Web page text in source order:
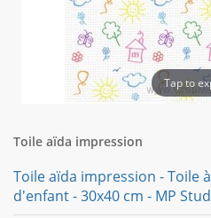
Tap to
Toile aïda impression
Toile aïda impression - Toile
d'enfant - 30x40 cm - MP